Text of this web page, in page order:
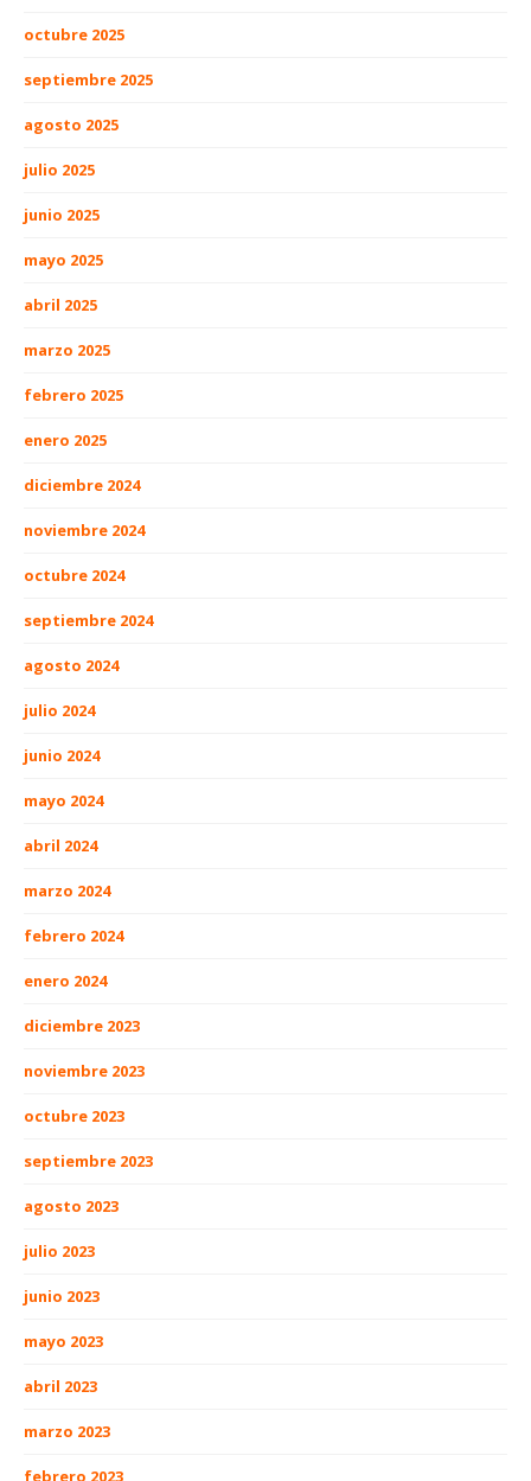
octubre 2025
septiembre 2025
agosto 2025
julio 2025
junio 2025
mayo 2025
abril 2025
marzo 2025
febrero 2025
enero 2025
diciembre 2024
noviembre 2024
octubre 2024
septiembre 2024
agosto 2024
julio 2024
junio 2024
mayo 2024
abril 2024
marzo 2024
febrero 2024
enero 2024
diciembre 2023
noviembre 2023
octubre 2023
septiembre 2023
agosto 2023
julio 2023
junio 2023
mayo 2023
abril 2023
marzo 2023
febrero 2023